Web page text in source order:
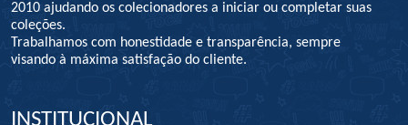
2010 ajudando os colecionadores a iniciar ou completar suas
coleções.
Trabalhamos com honestidade e transparência, sempre
visando à máxima satisfação do cliente.
INSTITUCIONAL